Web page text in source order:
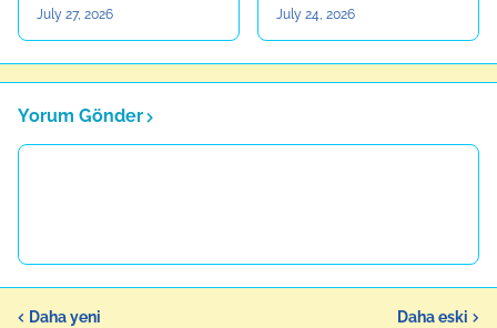
July 27, 2026 July 24, 2026
Yorum Gönder
Daha yeni
Daha eski